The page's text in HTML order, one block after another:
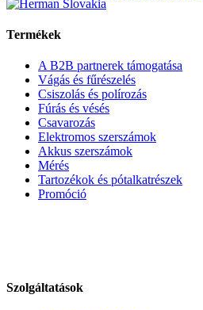
Termékek
A B2B partnerek támogatása
Vágás és fűrészelés
Csiszolás és polírozás
Fúrás és vésés
Csavarozás
Elektromos szerszámok
Akkus szerszámok
Mérés
Tartozékok és pótalkatrészek
Promóció
Szolgáltatások